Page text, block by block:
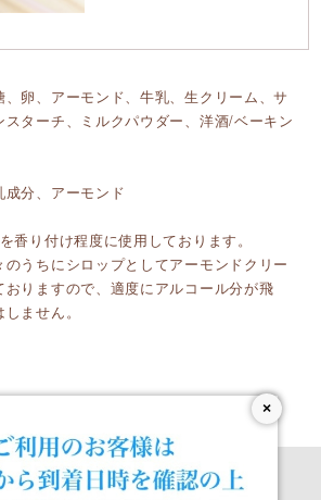
×
卵、アーモンド、牛乳、生クリーム、サ
スターチ、ミルクパウダー、洋酒/ベーキン
分、アーモンド
香り付け程度に使用しております。
うちにシロップとしてアーモンドクリー
おりますので、適度にアルコール分が飛
ません。